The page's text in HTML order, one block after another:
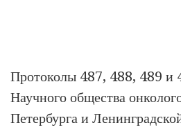
Протоколы 487, 488, 489 и
Научного общества
Петербурга и